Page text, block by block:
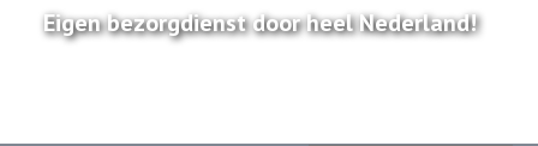
Eigen bezorgdienst door heel Nederland!